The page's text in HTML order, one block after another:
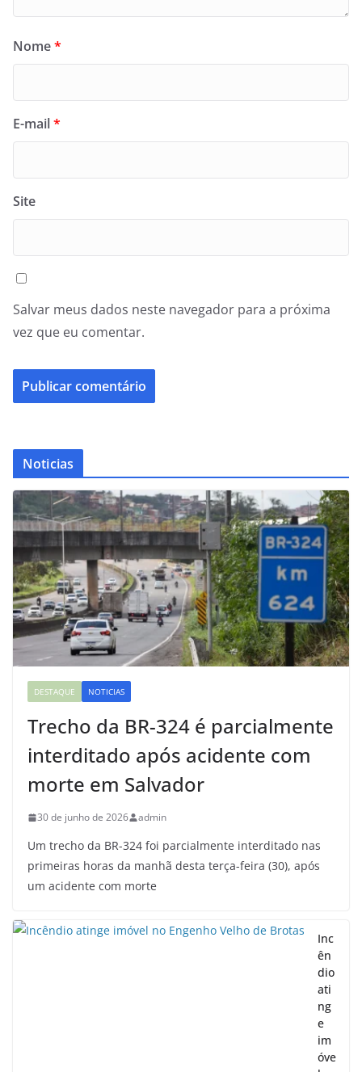
Nome*
E-mail*
Site
Salvar meus dados neste navegador para a próxima
vez que eu comentar.
Noticias
DESTAQUE NOTICIAS
Trecho da BR-324 é parcialmente
interditado após acidente com
morte em Salvador
30 de junho de 2026 admin
Um trecho da BR-324 foi parcialmente interditado nas
primeiras horas da manhã desta terça-feira (30), após
um acidente com morte
Inc
ên
dio
ati
ng
e
im
óve